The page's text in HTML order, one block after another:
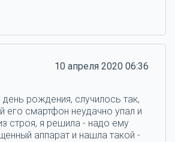
10 апреля 2020 06:36
рождения, случилось так,
его смартфон неудачно упал и
строя, я решила - надо ему
аппарат и нашла такой -